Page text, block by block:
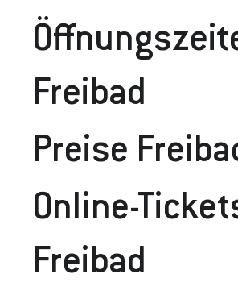
Freibad
Preise Frei
Online-
Freibad